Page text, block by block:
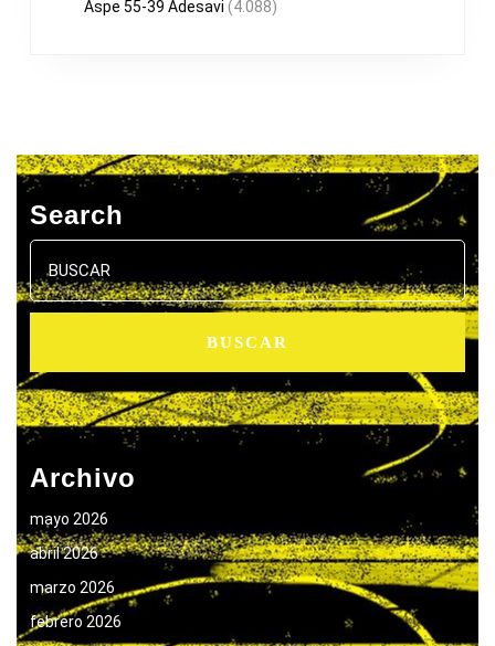
Aspe 55-39 Adesavi (4.088)
Search
Buscar:
Archivo
mayo 2026
abril 2026
marzo 2026
febrero 2026